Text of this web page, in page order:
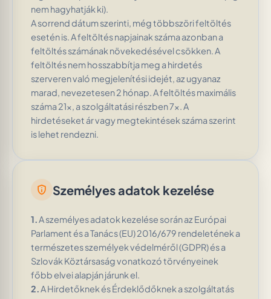
nem hagyhatják ki).
A sorrend dátum szerinti, még többszöri feltöltés
esetén is. A feltöltés napjainak száma azonban a
feltöltés számának növekedésével csökken. A
feltöltés nem hosszabbítja meg a hirdetés
szerveren való megjelenítési idejét, az ugyanaz
marad, nevezetesen 2 hónap. A feltöltés maximális
száma 21x, a szolgáltatási részben 7x. A
hirdetéseket ár vagy megtekintések száma szerint
is lehet rendezni.
privacy_tip Személyes adatok kezelése
1.A személyes adatok kezelése során az Európai
Parlament és a Tanács (EU) 2016/679 rendeletének a
természetes személyek védelméről (GDPR) és a
Szlovák Köztársaság vonatkozó törvényeinek
főbb elvei alapján járunk el.
2.A Hirdetőknek és Érdeklődőknek a szolgáltatás